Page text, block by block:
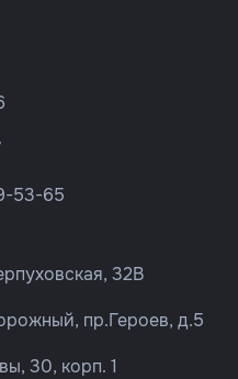
53-65
32В
пр.Героев, д.5
30, корп. 1